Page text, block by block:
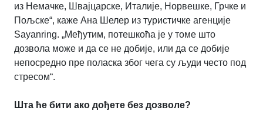
из Немачке, Швајцарске, Италије, Норвешке, Грчке и
Пољске“, каже Ана Шелер из туристичке агенције
Sayanring. „Међутим, потешкоћа је у томе што
дозвола може и да се не добије, или да се добије
непосредно пре поласка због чега су људи често под
стресом“.
Шта ће бити ако дођете без дозволе?